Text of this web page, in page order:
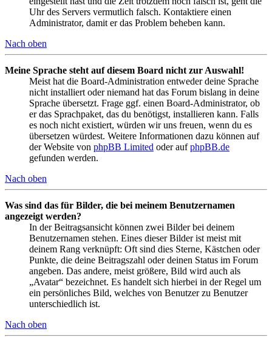
Uhr des Servers vermutlich falsch. Kontaktiere einen
Administrator, damit er das Problem beheben kann.
Nach oben
Meine Sprache steht auf diesem Board nicht zur Auswahl!
Meist hat die Board-Administration entweder deine Sprache
nicht installiert oder niemand hat das Forum bislang in deine
Sprache übersetzt. Frage ggf. einen Board-Administrator, ob
er das Sprachpaket, das du benötigst, installieren kann. Falls
es noch nicht existiert, würden wir uns freuen, wenn du es
übersetzen würdest. Weitere Informationen dazu können auf
der Website von phpBB Limited oder aufphpBB.de
gefunden werden.
Nach oben
Was sind das für Bilder, die bei meinem Benutzernamen
angezeigt werden?
In der Beitragsansicht können zwei Bilder bei deinem
Benutzernamen stehen. Eines dieser Bilder ist meist mit
deinem Rang verknüpft: Oft sind dies Sterne, Kästchen oder
Punkte, die deine Beitragszahl oder deinen Status im Forum
angeben. Das andere, meist größere, Bild wird auch als
„Avatar“ bezeichnet. Es handelt sich hierbei in der Regel um
ein persönliches Bild, welches von Benutzer zu Benutzer
unterschiedlich ist.
Nach oben